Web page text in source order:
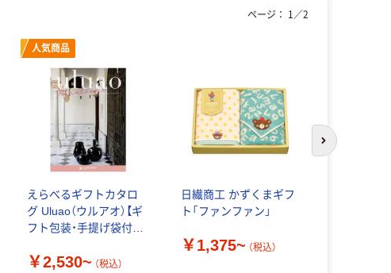
人気商品
えらべるギフトカタロ
グ Uluao（ウルアオ）【ギ
フト包装・手提げ袋付
￥2,530~ （税込）
日繊商工 かずくまギフ
ト「ファンファン」
￥1,375~ （税込）
ページ： 1 ／2
次のスライド